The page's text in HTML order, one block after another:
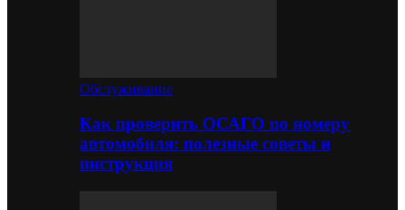
Обслуживание
Как проверить ОСАГО по номеру
автомобиля: полезные советы и
инструкция